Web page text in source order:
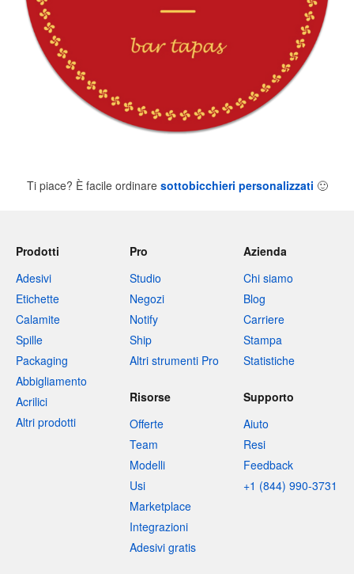
Ti piace? È facile ordinare sottobicchieri personalizzati 🙂
Prodotti
Adesivi
Etichette
Calamite
Spille
Packaging
Abbigliamento
Acrilici
Altri prodotti
Pro
Studio
Negozi
Notify
Ship
Altri strumenti Pro
Azienda
Chi siamo
Blog
Carriere
Stampa
Statistiche
Risorse
Offerte
Team
Modelli
Usi
Marketplace
Integrazioni
Adesivi gratis
Supporto
Aiuto
Resi
Feedback
+1 (844) 990-3731